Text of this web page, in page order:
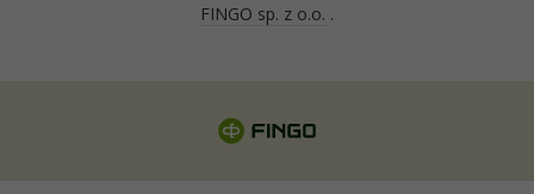
FINGO sp. z o.o. .